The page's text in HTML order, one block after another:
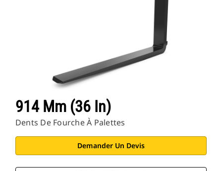
914 Mm (36 In)
Dents De Fourche À Palettes
Demander Un Devis